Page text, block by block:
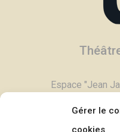
Gérer le
cookies
Espace "Jean